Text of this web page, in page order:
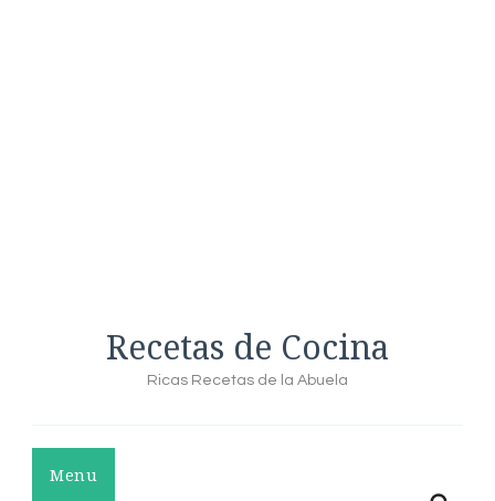
Recetas de Cocina
Ricas Recetas de la Abuela
Menu